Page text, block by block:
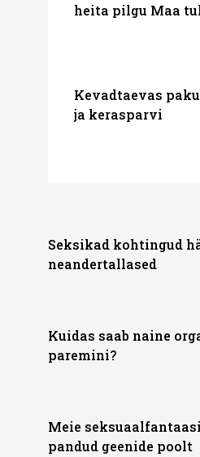
heita pilgu Maa
Kevadtaevas
ja kerasparvi
Seksikad kohtingud
neandertallased
Kuidas saab naine
paremini?
Meie
pandud geenide poolt